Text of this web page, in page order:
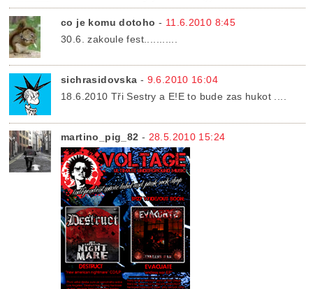
co je komu dotoho - 11.6.2010 8:45
30.6. zakoule fest...........
sichrasidovska - 9.6.2010 16:04
18.6.2010 Tři Sestry a E!E to bude zas hukot ....
martino_pig_82 - 28.5.2010 15:24